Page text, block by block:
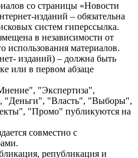
со страницы «Новости
изданий – обязательна
систем гиперссылка.
в независимости от
использования материалов.
изданий) – должна быть
или в первом абзаце
"Экспертиза",
"Деньги", "Власть", "Выборы",
"Промо" публикуются на
совместно с
републикация и